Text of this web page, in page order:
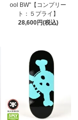
ool BW"【コンプリー
ト：５プライ】
28,600円(税込)